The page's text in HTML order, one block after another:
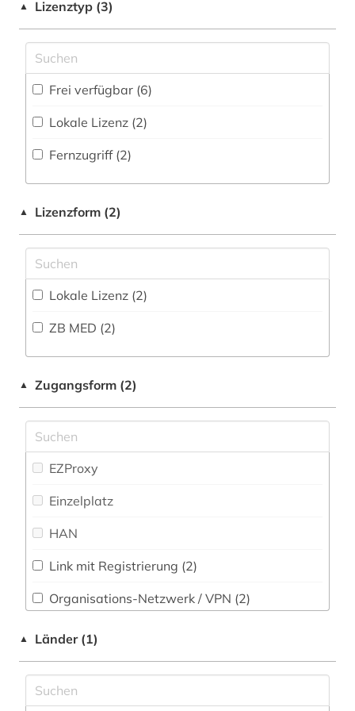
sowjetunion (1)
Volltextdatenbank (5)
▲ Lizenztyp (3)
Frei verfügbar (6)
Lokale Lizenz (2)
Fernzugriff (2)
▲ Lizenzform (2)
Lokale Lizenz (2)
ZB MED (2)
▲ Zugangsform (2)
EZProxy
Einzelplatz
HAN
Link mit Registrierung (2)
Organisations-Netzwerk / VPN (2)
Shibboleth
Zugriff vor Ort
▲ Länder (1)